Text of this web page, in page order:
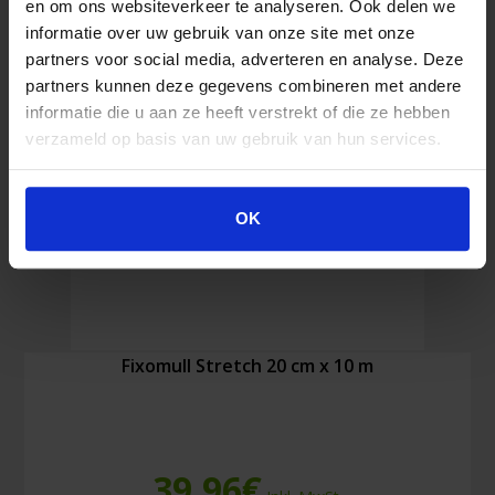
en om ons websiteverkeer te analyseren. Ook delen we
informatie over uw gebruik van onze site met onze
partners voor social media, adverteren en analyse. Deze
partners kunnen deze gegevens combineren met andere
informatie die u aan ze heeft verstrekt of die ze hebben
verzameld op basis van uw gebruik van hun services.
OK
x
10
m
Menge
Fixomull Stretch 20 cm x 10 m